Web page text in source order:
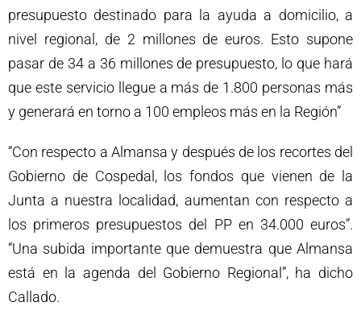
presupuesto destinado para la ayuda a domicilio, a
nivel regional, de 2 millones de euros. Esto supone
pasar de 34 a 36 millones de presupuesto, lo que hará
que este servicio llegue a más de 1.800 personas más
y generará en torno a 100 empleos más en la Región”
“Con respecto a Almansa y después de los recortes del
Gobierno de Cospedal, los fondos que vienen de la
Junta a nuestra localidad, aumentan con respecto a
los primeros presupuestos del PP en 34.000 euros”.
“Una subida importante que demuestra que Almansa
está en la agenda del Gobierno Regional”, ha dicho
Callado.